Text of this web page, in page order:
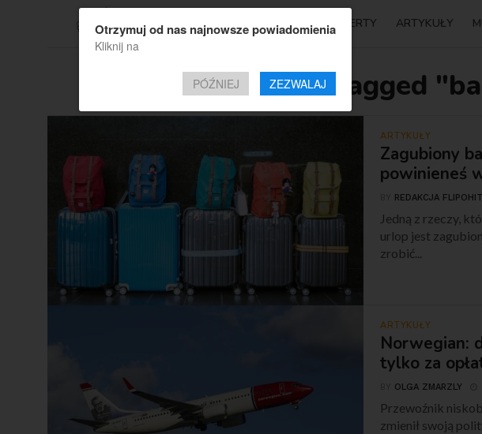
TOP OFERTY ARTYKUŁY
All posts tagged
ARTYKUŁY
Zagubiony
powinieneś
REDAKCJA
Jedną z rzeczy,
urlop jest
zrobić...
ARTYKUŁY
Norwegian:
tylko za
OLGA ZMARZLY
Przewoźnik
zmienił swoją
Otrzymuj od nas najnowsze powiadomienia
Kliknij na
PÓŹNIEJ ZEZWALAJ